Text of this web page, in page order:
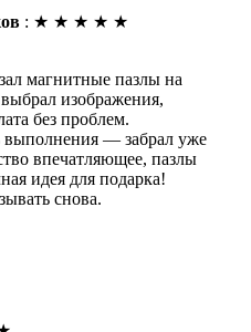
: ★ ★ ★ ★ ★
магнитные пазлы на
изображения,
без проблем.
выполнения — забрал уже
впечатляющее, пазлы
идея для подарка!
снова.